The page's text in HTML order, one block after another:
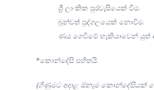
ශ්‍රී ලාංකික පුරවැසියෙක් වීම.
බුන්වත් පුද්ගලයෙක් නොවීම.
ණය ගෙවීමේ හැකියාවෙන් යුත්
*කොන්දේසි සහිතයි.
(ගිණුමට අදාළ ඕනෑම කොන්දේසියක්